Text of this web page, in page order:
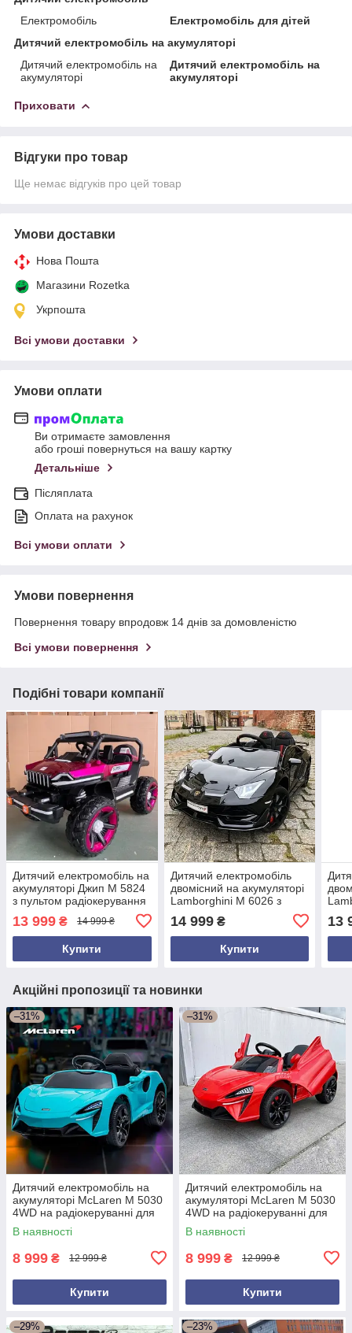
Електромобіль
Електромобіль для дітей
Дитячий електромобіль на акумуляторі
Дитячий електромобіль на
акумуляторі
Дитячий електромобіль на
акумуляторі
Приховати
Відгуки про товар
Ще немає відгуків про цей товар
Умови доставки
Нова Пошта
Магазини Rozetka
Укрпошта
Всі умови доставки
Умови оплати
Ви отримаєте замовлення
або гроші повернуться на вашу картку
Детальніше
Післяплата
Оплата на рахунок
Всі умови оплати
Умови повернення
Повернення товару впродовж 14 днів за домовленістю
Всі умови повернення
Подібні товари компанії
Дитячий електромобіль на
акумуляторі Джип M 5824
з пультом радіокерування
Рожевий
13 999 ₴ 14 999 ₴
Купити
Дитячий електромобіль
двомісний на акумуляторі
Lamborghini M 6026 з
пультом р/у для дітей 3-8
років Чорний
14 999₴
Купити
13
Акційні пропозиції та новинки
–31%
Дитячий електромобіль на
акумуляторі McLaren M 5030
4WD на радіокеруванні для
дітей 3-8 років блакитний
В наявності
8 999 ₴ 12 999 ₴
Купити
–31%
Дитячий електромобіль на
акумуляторі McLaren M 5030
4WD на радіокеруванні для
дітей 3-8 років червоний
В наявності
8 999 ₴ 12 999 ₴
Купити
–29% –23%